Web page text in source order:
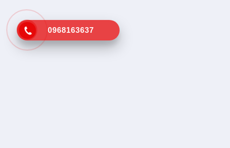
0968163637